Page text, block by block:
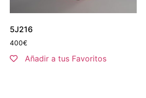
5J216
400€
Añadir a tus Favoritos